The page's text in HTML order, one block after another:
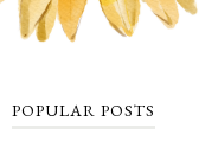
POPULAR POSTS